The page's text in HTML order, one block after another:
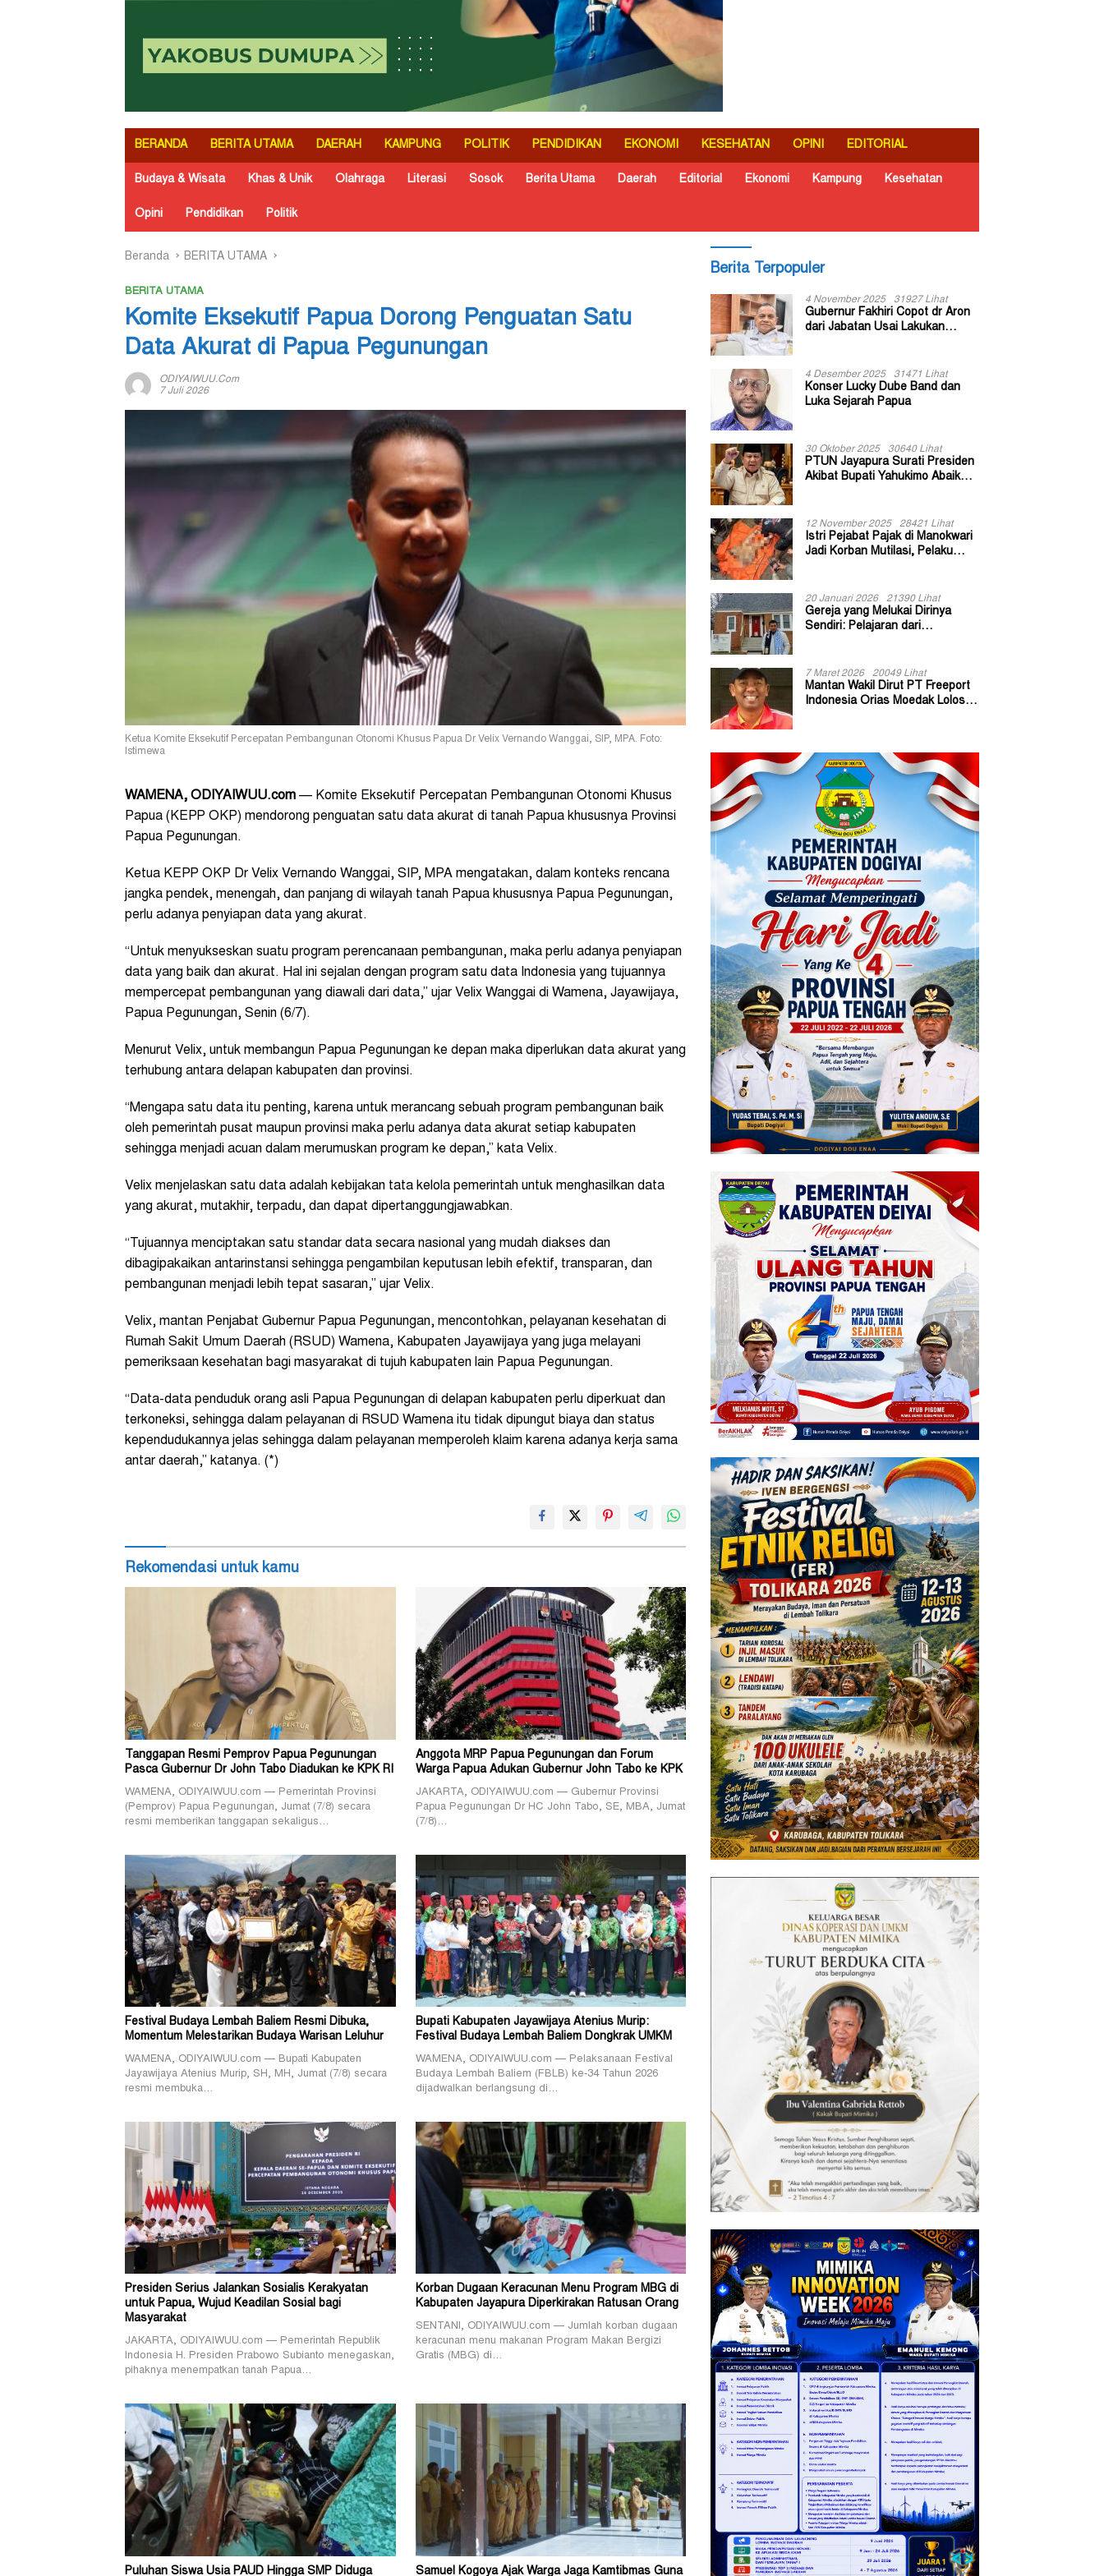
BERANDA BERITA UTAMA DAERAH KAMPUNG POLITIK PENDIDIKAN EKONOMI KESEHATAN OPINI EDITORIAL
Budaya & Wisata Khas & Unik Olahraga Literasi Sosok Berita Utama Daerah Editorial Ekonomi Kampung Kesehatan
Opini Pendidikan Politik
Beranda BERITA UTAMA
BERITA UTAMA
Komite Eksekutif Papua Dorong Penguatan Satu
Data Akurat di Papua Pegunungan
ODIYAIWUU.com
7 Juli 2026
Ketua Komite Eksekutif Percepatan Pembangunan Otonomi Khusus Papua Dr Velix Vernando Wanggai, SIP, MPA. Foto:
Istimewa
WAMENA, ODIYAIWUU.com — Komite Eksekutif Percepatan Pembangunan Otonomi Khusus
Papua (KEPP OKP) mendorong penguatan satu data akurat di tanah Papua khususnya Provinsi
Papua Pegunungan.
Ketua KEPP OKP Dr Velix Vernando Wanggai, SIP, MPA mengatakan, dalam konteks rencana
jangka pendek, menengah, dan panjang di wilayah tanah Papua khususnya Papua Pegunungan,
perlu adanya penyiapan data yang akurat.
“Untuk menyukseskan suatu program perencanaan pembangunan, maka perlu adanya penyiapan
data yang baik dan akurat. Hal ini sejalan dengan program satu data Indonesia yang tujuannya
mempercepat pembangunan yang diawali dari data,” ujar Velix Wanggai di Wamena, Jayawijaya,
Papua Pegunungan, Senin (6/7).
Menurut Velix, untuk membangun Papua Pegunungan ke depan maka diperlukan data akurat yang
terhubung antara delapan kabupaten dan provinsi.
“Mengapa satu data itu penting, karena untuk merancang sebuah program pembangunan baik
oleh pemerintah pusat maupun provinsi maka perlu adanya data akurat setiap kabupaten
sehingga menjadi acuan dalam merumuskan program ke depan,” kata Velix.
Velix menjelaskan satu data adalah kebijakan tata kelola pemerintah untuk menghasilkan data
yang akurat, mutakhir, terpadu, dan dapat dipertanggungjawabkan.
“Tujuannya menciptakan satu standar data secara nasional yang mudah diakses dan
dibagipakaikan antarinstansi sehingga pengambilan keputusan lebih efektif, transparan, dan
pembangunan menjadi lebih tepat sasaran,” ujar Velix.
Velix, mantan Penjabat Gubernur Papua Pegunungan, mencontohkan, pelayanan kesehatan di
Rumah Sakit Umum Daerah (RSUD) Wamena, Kabupaten Jayawijaya yang juga melayani
pemeriksaan kesehatan bagi masyarakat di tujuh kabupaten lain Papua Pegunungan.
“Data-data penduduk orang asli Papua Pegunungan di delapan kabupaten perlu diperkuat dan
terkoneksi, sehingga dalam pelayanan di RSUD Wamena itu tidak dipungut biaya dan status
kependudukannya jelas sehingga dalam pelayanan memperoleh klaim karena adanya kerja sama
antar daerah,” katanya. (*)
Rekomendasi untuk kamu
Tanggapan Resmi Pemprov Papua Pegunungan
Pasca Gubernur Dr John Tabo Diadukan ke KPK RI
WAMENA, ODIYAIWUU.com — Pemerintah Provinsi
(Pemprov) Papua Pegunungan, Jumat (7/8) secara
resmi memberikan tanggapan sekaligus…
Anggota MRP Papua Pegunungan dan Forum
Warga Papua Adukan Gubernur John Tabo ke KPK
JAKARTA, ODIYAIWUU.com — Gubernur Provinsi
Papua Pegunungan Dr HC John Tabo, SE, MBA, Jumat
(7/8)…
Festival Budaya Lembah Baliem Resmi Dibuka,
Momentum Melestarikan Budaya Warisan Leluhur
WAMENA, ODIYAIWUU.com — Bupati Kabupaten
Jayawijaya Atenius Murip, SH, MH, Jumat (7/8) secara
resmi membuka…
Bupati Kabupaten Jayawijaya Atenius Murip:
Festival Budaya Lembah Baliem Dongkrak UMKM
WAMENA, ODIYAIWUU.com — Pelaksanaan Festival
Budaya Lembah Baliem (FBLB) ke-34 Tahun 2026
dijadwalkan berlangsung di…
Presiden Serius Jalankan Sosialis Kerakyatan
untuk Papua, Wujud Keadilan Sosial bagi
Masyarakat
JAKARTA, ODIYAIWUU.com — Pemerintah Republik
Indonesia H. Presiden Prabowo Subianto menegaskan,
pihaknya menempatkan tanah Papua…
Korban Dugaan Keracunan Menu Program MBG di
Kabupaten Jayapura Diperkirakan Ratusan Orang
SENTANI, ODIYAIWUU.com — Jumlah korban dugaan
keracunan menu makanan Program Makan Bergizi
Gratis (MBG) di…
Puluhan Siswa Usia PAUD Hingga SMP Diduga Samuel Kogoya Ajak Warga Jaga Kamtibmas Guna
Berita Terpopuler
4 November 2025 31927 Lihat
Gubernur Fakhiri Copot dr Aron
dari Jabatan Usai Lakukan
4 Desember 2025 31471 Lihat
Konser Lucky Dube Band dan
Luka Sejarah Papua
30 Oktober 2025 30640 Lihat
PTUN Jayapura Surati Presiden
Akibat Bupati Yahukimo Abaikan
12 November 2025 28421 Lihat
Istri Pejabat Pajak di Manokwari
Jadi Korban Mutilasi, Pelaku
20 Januari 2026 21390 Lihat
Gereja yang Melukai Dirinya
Sendiri: Pelajaran dari
7 Maret 2026 20049 Lihat
Mantan Wakil Dirut PT Freeport
Indonesia Orias Moedak Lolos